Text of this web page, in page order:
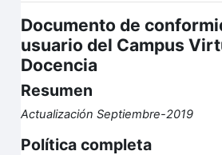
Documento de
usuario del Campus
Docencia
Resumen
Actualización Septiembre-2019
Política completa